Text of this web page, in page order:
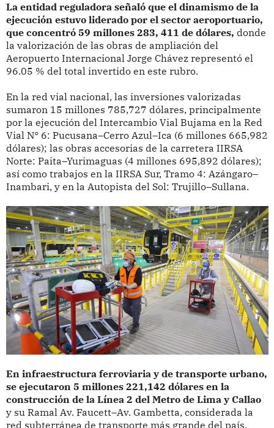
La entidad reguladora señaló que el dinamismo de la
ejecución estuvo liderado por el sector aeroportuario,
que concentró 59 millones 283, 411 de dólares, donde
la valorización de las obras de ampliación del
Aeropuerto Internacional Jorge Chávez representó el
96.05 % del total invertido en este rubro.
En la red vial nacional, las inversiones valorizadas
sumaron 15 millones 785,727 dólares, principalmente
por la ejecución del Intercambio Vial Bujama en la Red
Vial N° 6: Pucusana–Cerro Azul–Ica (6 millones 665,982
dólares); las obras accesorias de la carretera IIRSA
Norte: Paita–Yurimaguas (4 millones 695,892 dólares);
así como trabajos en la IIRSA Sur, Tramo 4: Azángaro–
Inambari, y en la Autopista del Sol: Trujillo–Sullana.
En infraestructura ferroviaria y de transporte urbano,
se ejecutaron 5 millones 221,142 dólares en la
construcción de la Línea 2 del Metro de Lima y Callao
y su Ramal Av. Faucett–Av. Gambetta, considerada la
red subterránea de transporte más grande del país.